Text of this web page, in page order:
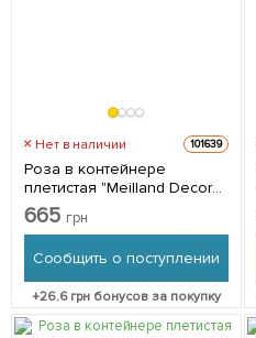
Нет в наличии 101639
Роза в контейнере
плетистая "Meilland Decor
Arlequin" (саженец класса
АА+) 1 саженец в упаковке
665 грн
Сообщить о поступлении
+26.6грн бонусов за покупку